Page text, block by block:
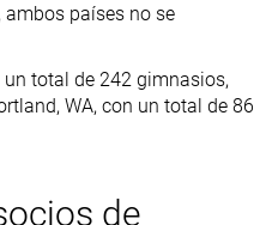
ambos países no se
total de 242 gimnasios,
WA, con un total de 86
de